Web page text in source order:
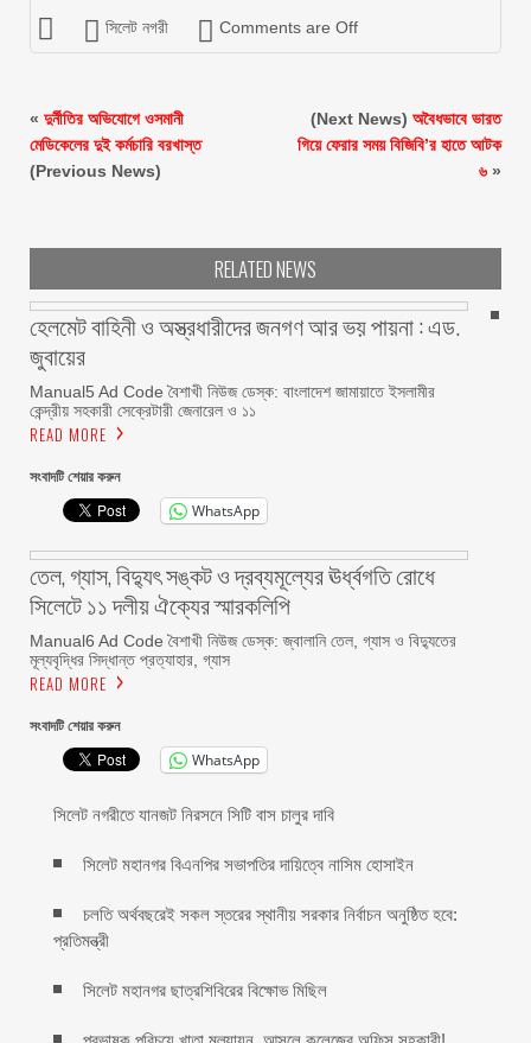
সিলেট নগরী Comments are Off
« দুর্নীতির অভিযোগে ওসমানী
মেডিকেলের দুই কর্মচারি বরখাস্ত
(Previous News)
(Next News) অবৈধভাবে ভারত
গিয়ে ফেরার সময় বিজিবি’র হাতে আটক
৬ »
RELATED NEWS
হেলমেট বাহিনী ও অস্ত্রধারীদের জনগণ আর ভয় পায়না : এড.
জুবায়ের
Manual5 Ad Code বৈশাখী নিউজ ডেস্ক: বাংলাদেশ জামায়াতে ইসলামীর
কেন্দ্রীয় সহকারী সেক্রেটারী জেনারেল ও ১১
READ MORE
সংবাদটি শেয়ার করুন
WhatsApp
তেল, গ্যাস, বিদ্যুৎ সঙ্কট ও দ্রব্যমূল্যের ঊর্ধ্বগতি রোধে
সিলেটে ১১ দলীয় ঐক্যের স্মারকলিপি
Manual6 Ad Code বৈশাখী নিউজ ডেস্ক: জ্বালানি তেল, গ্যাস ও বিদ্যুতের
মূল্যবৃদ্ধির সিদ্ধান্ত প্রত্যাহার, গ্যাস
READ MORE
সংবাদটি শেয়ার করুন
WhatsApp
সিলেট নগরীতে যানজট নিরসনে সিটি বাস চালুর দাবি
সিলেট মহানগর বিএনপির সভাপতির দায়িত্বে নাসিম হোসাইন
চলতি অর্থবছরেই সকল স্তরের স্থানীয় সরকার নির্বাচন অনুষ্ঠিত হবে:
প্রতিমন্ত্রী
সিলেট মহানগর ছাত্রশিবিরের বিক্ষোভ মিছিল